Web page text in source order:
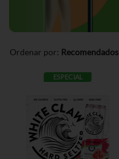
Ordenar por: Recomendados
ESPECIAL